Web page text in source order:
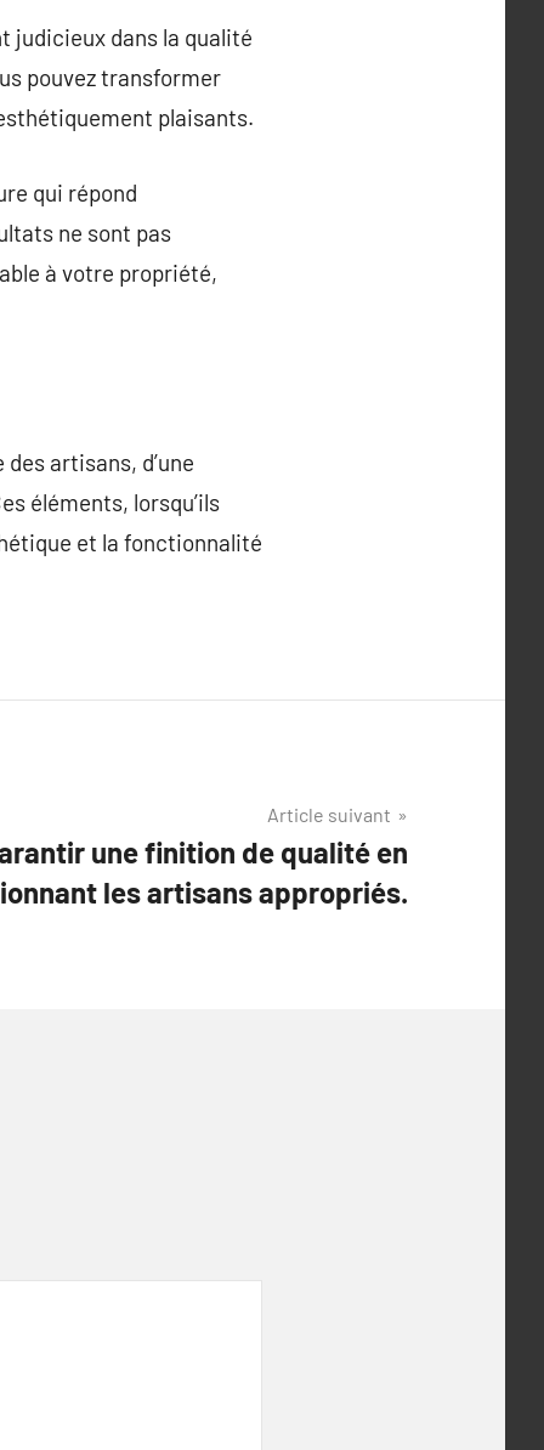
judicieux dans la qualité
pouvez transformer
plaisants.
qui répond
ne sont pas
à votre propriété,
artisans, d’une
éléments, lorsqu’ils
et la fonctionnalité
Article suivant
une finition de qualité en
les artisans appropriés.